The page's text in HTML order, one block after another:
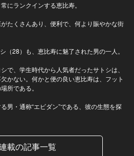
にランクインする恵比寿。
たくさんあり、便利で、何より賑やかな街
（28）も、恵比寿に魅了された男の一人。
で、学生時代から人気者だったサトシは、
かない。何かと便の良い恵比寿は、フット
所である。
男・通称“エビダン”である、彼の生態を探
載の記事一覧